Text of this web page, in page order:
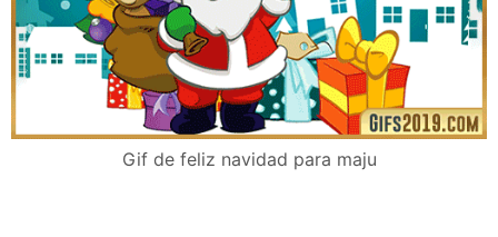
Gif de feliz navidad para maju